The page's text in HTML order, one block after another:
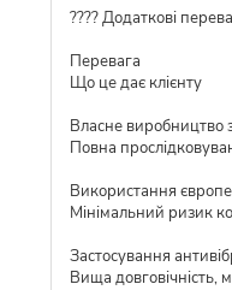
???? Додаткові
Перевага
Що це дає клієнту
Власне виробництво
Повна
Використання
Мінімальний ризик
Застосування
Вища довговічність,